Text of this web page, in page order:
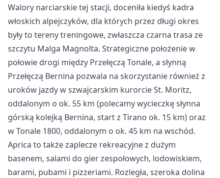
Walory narciarskie tej stacji, doceniła kiedyś kadra
włoskich alpejczyków, dla których przez długi okres
były to tereny treningowe, zwłaszcza czarna trasa ze
szczytu Malga Magnolta. Strategiczne położenie w
połowie drogi między Przełęczą Tonale, a słynną
Przełęczą Bernina pozwala na skorzystanie również z
uroków jazdy w szwajcarskim kurorcie St. Moritz,
oddalonym o ok. 55 km (polecamy wycieczkę słynna
górską kolejką Bernina, start z Tirano ok. 15 km) oraz
w Tonale 1800, oddalonym o ok. 45 km na wschód.
Aprica to także zaplecze rekreacyjne z dużym
basenem, salami do gier zespołowych, lodowiskiem,
barami, pubami i pizzeriami. Rozległa, szeroka dolina